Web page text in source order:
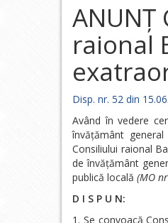
raional
Disp. nr. 52 din
Având în vedere
învățământ
Consiliului raional
de învățământ
publică locală (MO
D I S P U N:
Se convoacă